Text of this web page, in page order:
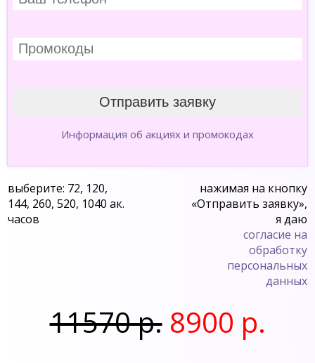
Информация об акциях и промокодах
выберите: 72, 120,
144, 260, 520, 1040 ак.
часов
нажимая на кнопку
«Отправить заявку»,
я даю
согласие на
обработку
персональных
данных
11570 р. 8900 р.